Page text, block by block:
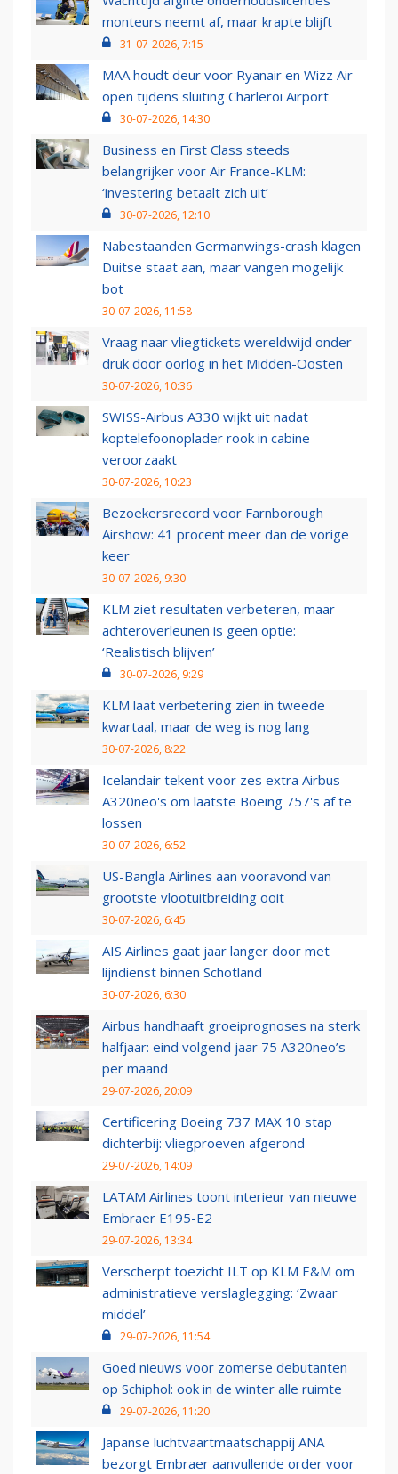
monteurs neemt af, maar krapte blijft
31-07-2026, 7:15
MAA houdt deur voor Ryanair en Wizz Air
open tijdens sluiting Charleroi Airport
30-07-2026, 14:30
Business en First Class steeds
belangrijker voor Air France-KLM:
‘investering betaalt zich uit’
30-07-2026, 12:10
Nabestaanden Germanwings-crash klagen
Duitse staat aan, maar vangen mogelijk
bot
30-07-2026, 11:58
Vraag naar vliegtickets wereldwijd onder
druk door oorlog in het Midden-Oosten
30-07-2026, 10:36
SWISS-Airbus A330 wijkt uit nadat
koptelefoonoplader rook in cabine
veroorzaakt
30-07-2026, 10:23
Bezoekersrecord voor Farnborough
Airshow: 41 procent meer dan de vorige
keer
30-07-2026, 9:30
KLM ziet resultaten verbeteren, maar
achteroverleunen is geen optie:
‘Realistisch blijven’
30-07-2026, 9:29
KLM laat verbetering zien in tweede
kwartaal, maar de weg is nog lang
30-07-2026, 8:22
Icelandair tekent voor zes extra Airbus
A320neo's om laatste Boeing 757's af te
lossen
30-07-2026, 6:52
US-Bangla Airlines aan vooravond van
grootste vlootuitbreiding ooit
30-07-2026, 6:45
AIS Airlines gaat jaar langer door met
lijndienst binnen Schotland
30-07-2026, 6:30
Airbus handhaaft groeiprognoses na sterk
halfjaar: eind volgend jaar 75 A320neo’s
per maand
29-07-2026, 20:09
Certificering Boeing 737 MAX 10 stap
dichterbij: vliegproeven afgerond
29-07-2026, 14:09
LATAM Airlines toont interieur van nieuwe
Embraer E195-E2
29-07-2026, 13:34
Verscherpt toezicht ILT op KLM E&M om
administratieve verslaglegging: ‘Zwaar
middel’
29-07-2026, 11:54
Goed nieuws voor zomerse debutanten
op Schiphol: ook in de winter alle ruimte
29-07-2026, 11:20
Japanse luchtvaartmaatschappij ANA
bezorgt Embraer aanvullende order voor